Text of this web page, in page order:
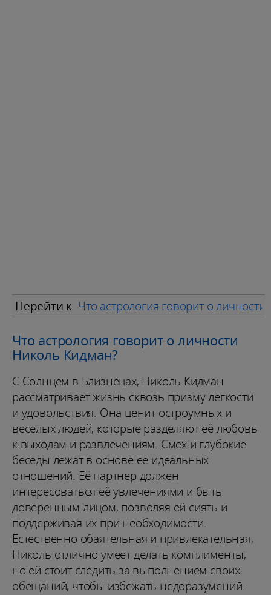
Перейти к Что астрология говорит о
Что астрология говорит о личности
Николь Кидман?
С Солнцем в Близнецах, Николь Кидман
рассматривает жизнь сквозь призму легкости
и удовольствия. Она ценит остроумных и
веселых людей, которые разделяют её любовь
к выходам и развлечениям. Смех и глубокие
беседы лежат в основе её идеальных
отношений. Её партнер должен
интересоваться её увлечениями и быть
доверенным лицом, позволяя ей сиять и
поддерживая их при необходимости.
Естественно обаятельная и привлекательная,
Николь отлично умеет делать комплименты,
но ей стоит следить за выполнением своих
обещаний, чтобы избежать недоразумений.